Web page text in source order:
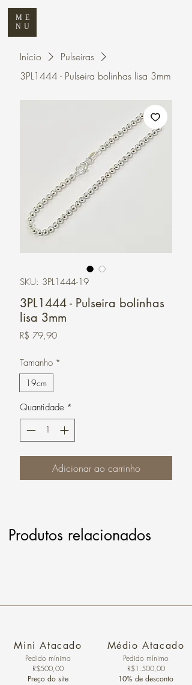
ME
NU
Início
Pulseiras
3PL1444 - Pulseira bolinhas lisa 3mm
SKU: 3PL1444-19
3PL1444 - Pulseira bolinhas
lisa 3mm
R$ 79,90Preço
Tamanho *
19cm
Quantidade *
Adicionar ao carrinho
Produtos relacionados
Mini Atacado
Pedido ​mínimo
R$500,00
Preço do site
Médio Atacado
Pedido mínimo
R$1.500,00
10% de desconto